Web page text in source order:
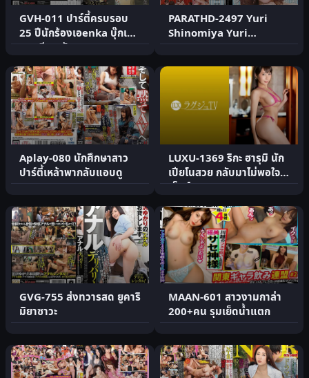
GVH-011 ปาร์ตี้ครบรอบ
25 ปีนักร้องเอenka บุ๊กเกอ
เกะอดีตพนักงาน
PARATHD-2497 Yuri
Shinomiya Yuri
Channel Lesbian 3
Aplay-080 นักศึกษาสาว
ปาร์ตี้เหล้าพากลับแอบดู
LUXU-1369 ริกะ ฮารุมิ นัก
เปียโนสวย กลับมาไม่พอใจ
เซ็กส์ธรรมดา
GVG-755 ส่งทวารสด ยูคาริ
มิยาซาวะ
MAAN-601 สาวงามกาล่า
200+คน รุมเย็ดน้ำแตก